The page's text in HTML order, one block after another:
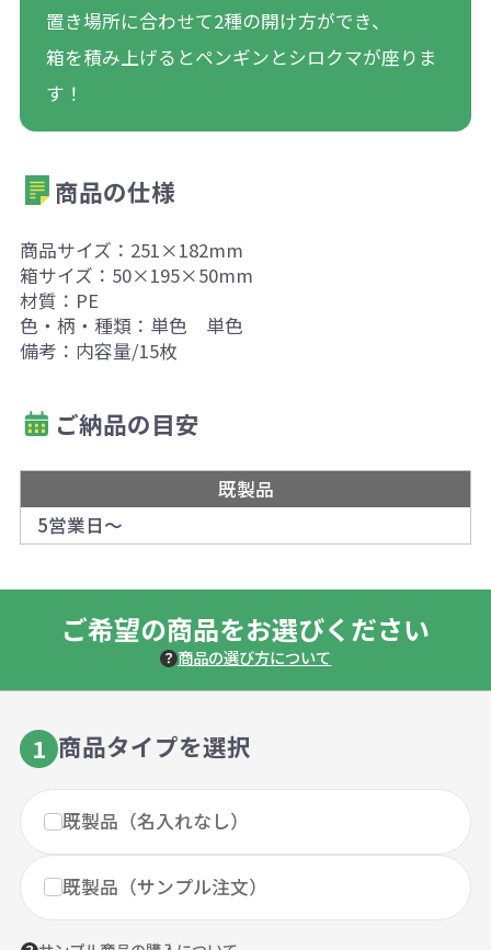
置き場所に合わせて2種の開け方ができ、
箱を積み上げるとペンギンとシロクマが座りま
す！
商品の仕様
商品サイズ：251×182mm
箱サイズ：50×195×50mm
材質：PE
色・柄・種類：単色 単色
備考：内容量/15枚
ご納品の目安
既製品
5営業日～
ご希望の商品をお選びください
商品の選び方について
1 商品タイプを選択
既製品（名入れなし）
既製品（サンプル注文）